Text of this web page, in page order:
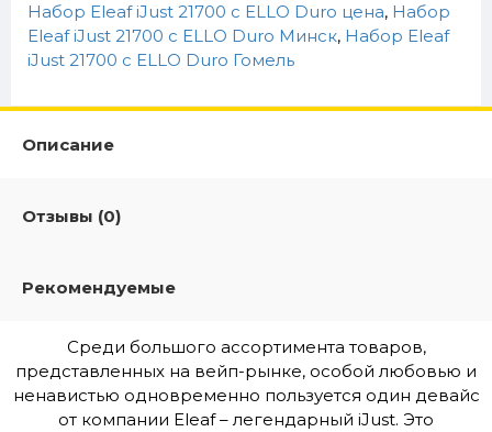
Набор Eleaf iJust 21700 c ELLO Duro цена, Набор
Eleaf iJust 21700 c ELLO Duro Минск, Набор Eleaf
iJust 21700 c ELLO Duro Гомель
Описание
Отзывы (0)
Рекомендуемые
Среди большого ассортимента товаров,
представленных на вейп-рынке, особой любовью и
ненавистью одновременно пользуется один девайс
от компании Eleaf – легендарный iJust. Это